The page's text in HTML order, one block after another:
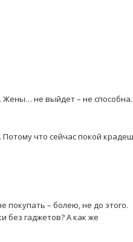
Жены… не выйдет – не способна.
Потому что сейчас покой
покупать – болею, не до этого.
без гаджетов? А как же